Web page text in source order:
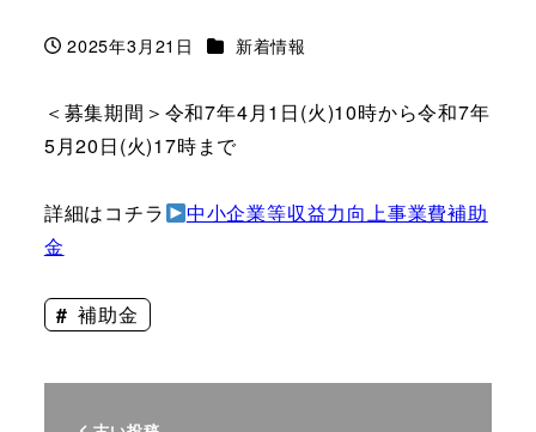
投稿日
2025年3月21日 カテゴリー
新着情報
＜募集期間＞令和7年4月1日(火)10時から令和7年
5月20日(火)17時まで
詳細はコチラ
中小企業等収益力向上事業費補助
金
補助金